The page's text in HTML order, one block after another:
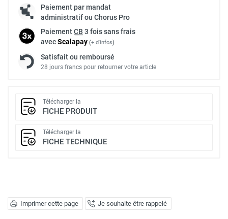
Imprimer cette page Je souhaite être rappelé
Paiement par mandat
administratif ou Chorus Pro
PaiementCB 3 fois sans frais
avecScalapay (+ d'infos)
Satisfait ou remboursé
28 jours francs pour retourner votre article
Télécharger la
FICHE PRODUIT
Télécharger la
FICHE TECHNIQUE